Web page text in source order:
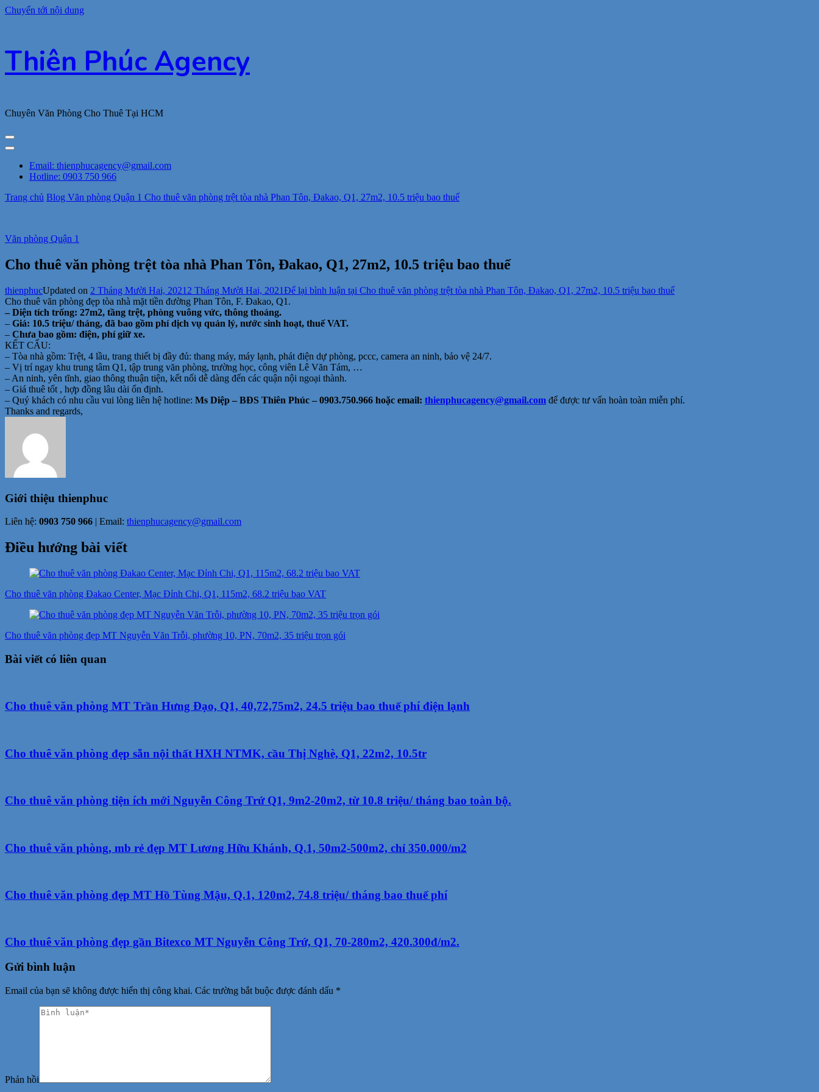
Chuyển tới nội dung
Thiên Phúc Agency
Chuyên Văn Phòng Cho Thuê Tại HCM
Email: thienphucagency@gmail.com
Hotline: 0903 750 966
Trang chủ Blog Văn phòng Quận 1 Cho thuê văn phòng trệt tòa nhà Phan Tôn, Đakao, Q1, 27m2, 10.5 triệu bao thuế
Văn phòng Quận 1
Cho thuê văn phòng trệt tòa nhà Phan Tôn, Đakao, Q1, 27m2, 10.5 triệu bao thuế
thienphucUpdated on 2 Tháng Mười Hai, 2021 2 Tháng Mười Hai, 2021Để lại bình luận tại Cho thuê văn phòng trệt tòa nhà Phan Tôn, Đakao, Q1, 27m2, 10.5 triệu bao thuế
Cho thuê văn phòng đẹp tòa nhà mặt tiền đường Phan Tôn, F. Đakao, Q1.
– Diện tích trống: 27m2, tầng trệt, phòng vuông vức, thông thoáng.
– Giá: 10.5 triệu/ tháng, đã bao gồm phí dịch vụ quản lý, nước sinh hoạt, thuế VAT.
– Chưa bao gồm: điện, phí giữ xe.
KẾT CẤU:
– Tòa nhà gồm: Trệt, 4 lầu, trang thiết bị đầy đủ: thang máy, máy lạnh, phát điện dự phòng, pccc, camera an ninh, bảo vệ 24/7.
– Vị trí ngay khu trung tâm Q1, tập trung văn phòng, trường học, công viên Lê Văn Tám, …
– An ninh, yên tĩnh, giao thông thuận tiện, kết nối dễ dàng đến các quận nội ngoại thành.
– Giá thuê tốt , hợp đồng lâu dài ổn định.
– Quý khách có nhu cầu vui lòng liên hệ hotline: Ms Diệp – BĐS Thiên Phúc – 0903.750.966 hoặc email: thienphucagency@gmail.com để được tư vấn hoàn toàn miễn phí.
Thanks and regards,
Giới thiệu thienphuc
Liên hệ: 0903 750 966 | Email: thienphucagency@gmail.com
Điều hướng bài viết
Cho thuê văn phòng Đakao Center, Mạc Đỉnh Chi, Q1, 115m2, 68.2 triệu bao VAT
Cho thuê văn phòng đẹp MT Nguyễn Văn Trỗi, phường 10, PN, 70m2, 35 triệu trọn gói
Bài viết có liên quan
Cho thuê văn phòng MT Trần Hưng Đạo, Q1, 40,72,75m2, 24.5 triệu bao thuế phí điện lạnh
Cho thuê văn phòng đẹp sẵn nội thất HXH NTMK, cầu Thị Nghè, Q1, 22m2, 10.5tr
Cho thuê văn phòng tiện ích mới Nguyễn Công Trứ Q1, 9m2-20m2, từ 10.8 triệu/ tháng bao toàn bộ.
Cho thuê văn phòng, mb rẻ đẹp MT Lương Hữu Khánh, Q.1, 50m2-500m2, chỉ 350.000/m2
Cho thuê văn phòng đẹp MT Hồ Tùng Mậu, Q.1, 120m2, 74.8 triệu/ tháng bao thuế phí
Cho thuê văn phòng đẹp gần Bitexco MT Nguyễn Công Trứ, Q1, 70-280m2, 420.300đ/m2.
Gửi bình luận
Email của bạn sẽ không được hiển thị công khai. Các trường bắt buộc được đánh dấu *
Phản hồi